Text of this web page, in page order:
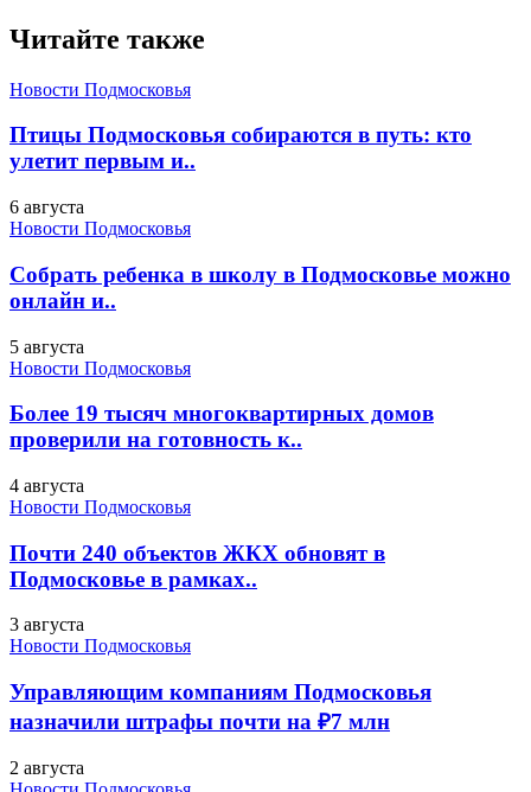
Читайте также
Новости Подмосковья
Птицы Подмосковья собираются в путь: кто
улетит первым и..
6 августа
Новости Подмосковья
Собрать ребенка в школу в Подмосковье можно
онлайн и..
5 августа
Новости Подмосковья
Более 19 тысяч многоквартирных домов
проверили на готовность к..
4 августа
Новости Подмосковья
Почти 240 объектов ЖКХ обновят в
Подмосковье в рамках..
3 августа
Новости Подмосковья
Управляющим компаниям Подмосковья
назначили штрафы почти на ₽7 млн
2 августа